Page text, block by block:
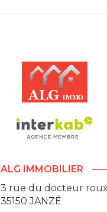
ALG IMMOBILIER
3 rue du docteur roux
35150JANZÉ